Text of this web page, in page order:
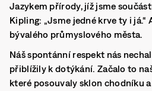
Jazykem přírody, jíž jsme
Kipling: „Jsme jedné krve ty i já.“
bývalého průmyslového města.
Náš spontánní respekt nás
přiblížily k dotýkání. Začalo to
které posouvaly sklon chodníku